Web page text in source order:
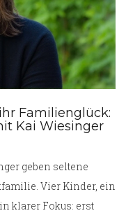
Familienglück:
Kai Wiesinger
geben seltene
Vier Kinder, ein
klarer Fokus: erst